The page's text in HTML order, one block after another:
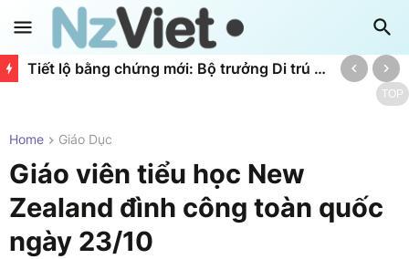
Tiết lộ bằng chứng mới: Bộ trưởng Di trú bị "qua mặt" trong dự án đội vốn 40 triệu NZD
TOP
Home Giáo Dục
Giáo viên tiểu học New
Zealand đình công toàn quốc
ngày 23/10